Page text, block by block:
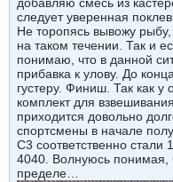
следует уверенная
Не торопясь вывожу рыбу,
на таком течении. Так и
понимаю, что в данной
прибавка к улову. До
густеру. Финиш. Так как у
комплект для
приходится довольно
спортсмены в начале
С3 соответственно
4040. Волнуюсь понимая,
пределе…